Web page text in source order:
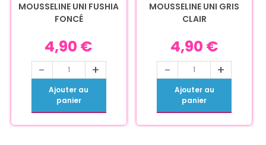
MOUSSELINE UNI FUSHIA
FONCÉ
4,90 €
- +
Ajouter au
panier
MOUSSELINE UNI GRIS
CLAIR
4,90 €
- +
Ajouter au
panier